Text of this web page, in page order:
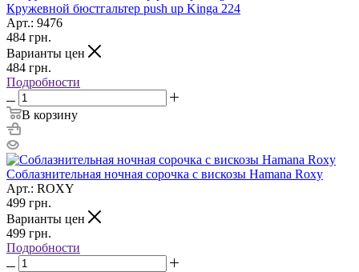
Кружевной бюстгальтер push up Kinga 224
Арт.: 9476
484 грн.
Варианты цен
484 грн.
Подробности
В корзину
Соблазнительная ночная сорочка с вискозы Hamana Roxy
Арт.: ROXY
499 грн.
Варианты цен
499 грн.
Подробности